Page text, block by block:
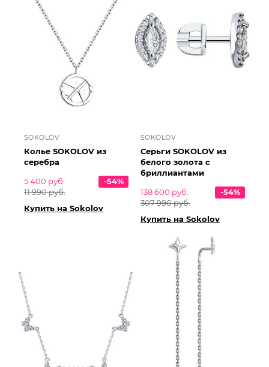
SOKOLOV
Колье SOKOLOV из
серебра
5 400 руб.
11 990 руб.
-54%
Купить на Sokolov
SOKOLOV
Серьги SOKOLOV из
белого золота с
бриллиантами
138 600 руб.
307 990 руб.
-54%
Купить на Sokolov